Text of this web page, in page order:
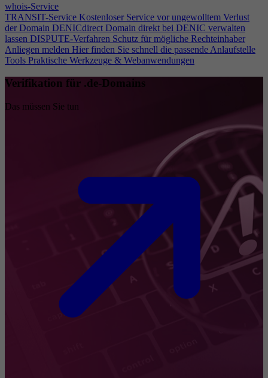
whois-Service
TRANSIT-Service Kostenloser Service vor ungewolltem Verlust
der Domain DENICdirect Domain direkt bei DENIC verwalten
lassen DISPUTE-Verfahren Schutz für mögliche Rechteinhaber
Anliegen melden Hier finden Sie schnell die passende Anlaufstelle
Tools Praktische Werkzeuge & Webanwendungen
Verifikation für .de-Domains
Das müssen Sie tun